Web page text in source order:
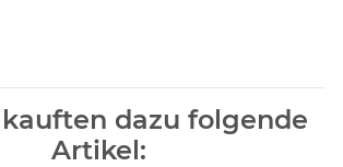
dazu folgende
Artikel: